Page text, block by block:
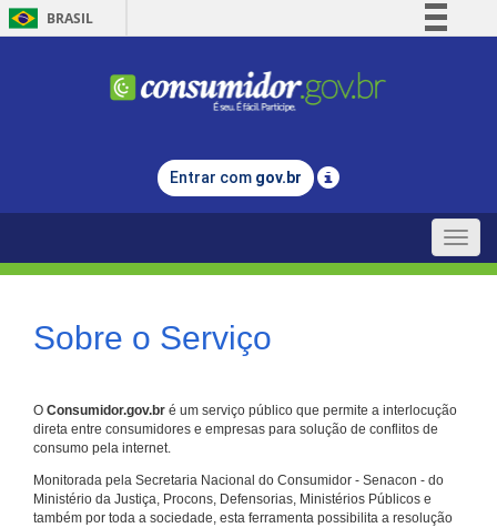
BRASIL
Comunica BR
Legislação
Entrar com gov.br
Toggle
Sobre o Serviço
O Consumidor.gov.br é um serviço público que permite a interlocução
direta entre consumidores e empresas para solução de conflitos de
consumo pela internet.
Monitorada pela Secretaria Nacional do Consumidor - Senacon - do
Ministério da Justiça, Procons, Defensorias, Ministérios Públicos e
também por toda a sociedade, esta ferramenta possibilita a resolução